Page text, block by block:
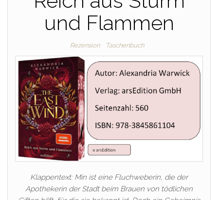
und Flammen
Rezension Taschenbuch
Klappentext: Min ist eine Fluchweberin, die der
Apothekerin der Stadt beim Brauen von tödlichen